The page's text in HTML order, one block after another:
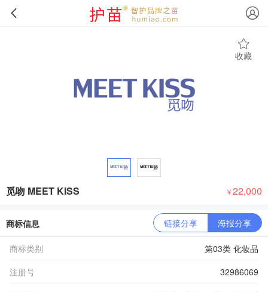
收藏
觅吻 MEET KISS ￥22,000
商标信息 链接分享 海报分享
商标类别
第03类 化妆品
注册号
32986069